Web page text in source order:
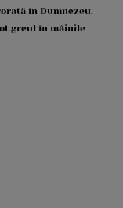
în Dumnezeu.
greul în mâinile